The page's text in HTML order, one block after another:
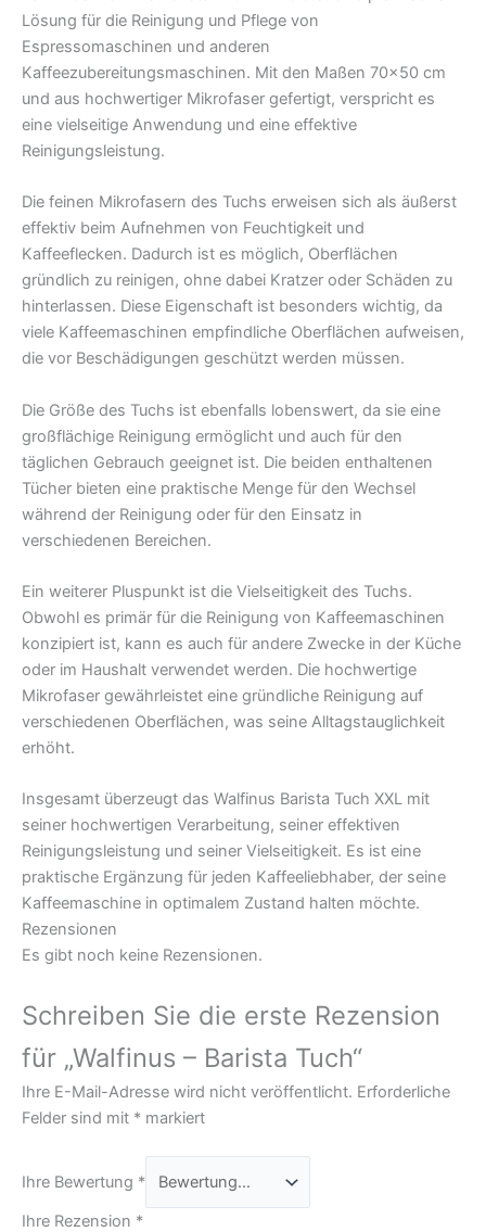
Lösung für die Reinigung und Pflege von
Espressomaschinen und anderen
Kaffeezubereitungsmaschinen. Mit den Maßen 70×50 cm
und aus hochwertiger Mikrofaser gefertigt, verspricht es
eine vielseitige Anwendung und eine effektive
Reinigungsleistung.
Die feinen Mikrofasern des Tuchs erweisen sich als äußerst
effektiv beim Aufnehmen von Feuchtigkeit und
Kaffeeflecken. Dadurch ist es möglich, Oberflächen
gründlich zu reinigen, ohne dabei Kratzer oder Schäden zu
hinterlassen. Diese Eigenschaft ist besonders wichtig, da
viele Kaffeemaschinen empfindliche Oberflächen aufweisen,
die vor Beschädigungen geschützt werden müssen.
Die Größe des Tuchs ist ebenfalls lobenswert, da sie eine
großflächige Reinigung ermöglicht und auch für den
täglichen Gebrauch geeignet ist. Die beiden enthaltenen
Tücher bieten eine praktische Menge für den Wechsel
während der Reinigung oder für den Einsatz in
verschiedenen Bereichen.
Ein weiterer Pluspunkt ist die Vielseitigkeit des Tuchs.
Obwohl es primär für die Reinigung von Kaffeemaschinen
konzipiert ist, kann es auch für andere Zwecke in der Küche
oder im Haushalt verwendet werden. Die hochwertige
Mikrofaser gewährleistet eine gründliche Reinigung auf
verschiedenen Oberflächen, was seine Alltagstauglichkeit
erhöht.
Insgesamt überzeugt das Walfinus Barista Tuch XXL mit
seiner hochwertigen Verarbeitung, seiner effektiven
Reinigungsleistung und seiner Vielseitigkeit. Es ist eine
praktische Ergänzung für jeden Kaffeeliebhaber, der seine
Kaffeemaschine in optimalem Zustand halten möchte.
Rezensionen
Es gibt noch keine Rezensionen.
Schreiben Sie die erste Rezension
für „Walfinus – Barista Tuch“
Ihre E-Mail-Adresse wird nicht veröffentlicht. Erforderliche
Felder sind mit * markiert
Ihre Bewertung *
Ihre Rezension *